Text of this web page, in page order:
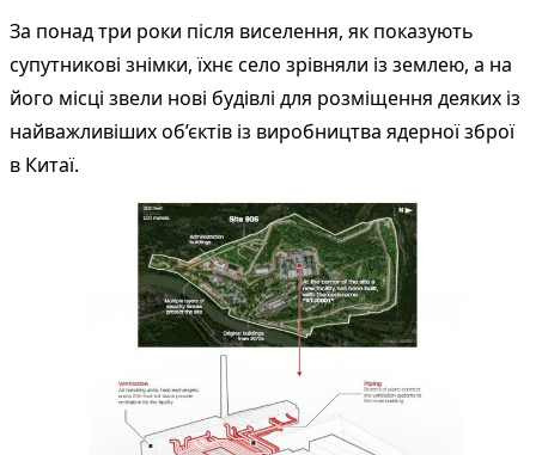
За понад три роки після виселення, як показують
супутникові знімки, їхнє село зрівняли із землею, а на
його місці звели нові будівлі для розміщення деяких із
найважливіших об’єктів із виробництва ядерної зброї
в Китаї.